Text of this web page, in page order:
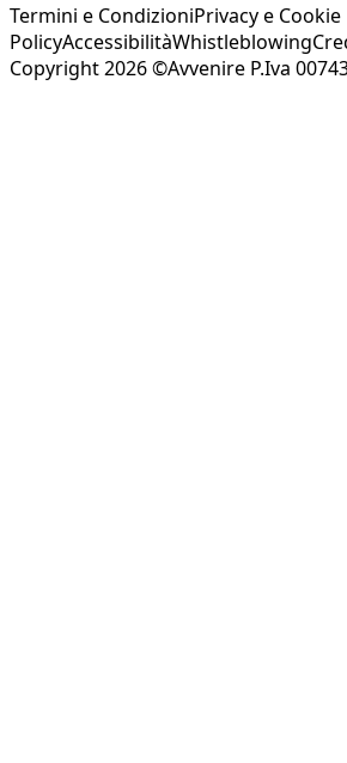
Termini e CondizioniPrivacy e Cookie
PolicyAccessibilitàWhistleblowing
Copyright 2026 ©Avvenire P.Iva